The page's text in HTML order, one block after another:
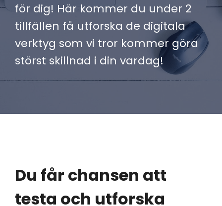
för dig! Här kommer du under 2
tillfällen få utforska de digitala
verktyg som vi tror kommer göra
störst skillnad i din vardag!
Du får chansen att
testa och utforska